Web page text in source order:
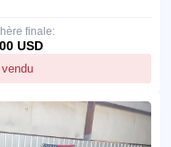
finale:
USD